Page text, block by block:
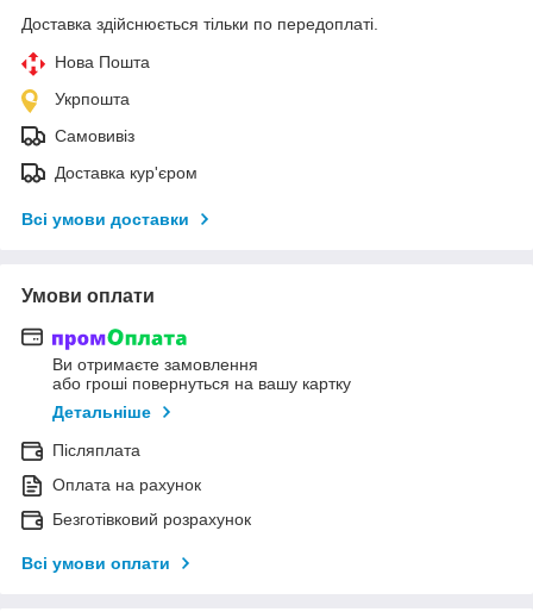
Доставка здійснюється тільки по передоплаті.
Нова Пошта
Укрпошта
Самовивіз
Доставка кур'єром
Всі умови доставки
Умови оплати
Ви отримаєте замовлення
або гроші повернуться на вашу картку
Детальніше
Післяплата
Оплата на рахунок
Безготівковий розрахунок
Всі умови оплати